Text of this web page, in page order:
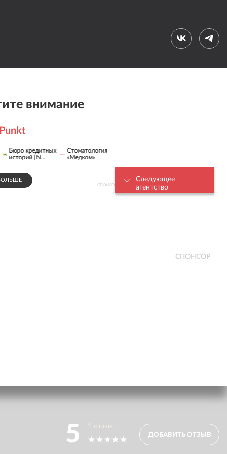
СПОНСОР
внимание
Бюро кредитных
историй [N...
Стоматология
«Медком»
Следующее
агентство
СПОНСОР
5 1 отзыв
ДОБАВИТЬ ОТЗЫВ